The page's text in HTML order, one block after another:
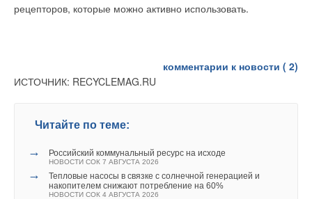
рецепторов, которые можно активно использовать.
комментарии к новости ( 2)
ИСТОЧНИК: RECYCLEMAG.RU
Читайте по теме:
→ Российский коммунальный ресурс на исходе
НОВОСТИ СОК 7 АВГУСТА 2026
→
Тепловые насосы в связке с солнечной генерацией и
накопителем снижают потребление на 60%
НОВОСТИ СОК 4 АВГУСТА 2026